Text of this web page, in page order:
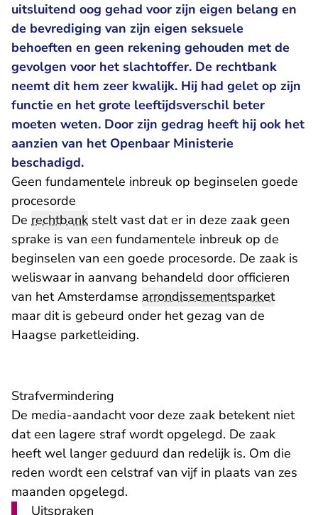
uitsluitend oog gehad voor zijn eigen belang en
de bevrediging van zijn eigen seksuele
behoeften en geen rekening gehouden met de
gevolgen voor het slachtoffer. De rechtbank
neemt dit hem zeer kwalijk. Hij had gelet op zijn
functie en het grote leeftijdsverschil beter
moeten weten. Door zijn gedrag heeft hij ook het
aanzien van het Openbaar Ministerie
beschadigd.
Geen fundamentele inbreuk op beginselen goede
procesorde
De rechtbank stelt vast dat er in deze zaak geen
sprake is van een fundamentele inbreuk op de
beginselen van een goede procesorde. De zaak is
weliswaar in aanvang behandeld door officieren
van het Amsterdamse arrondissementsparket
maar dit is gebeurd onder het gezag van de
Haagse parketleiding.
Strafvermindering
De media-aandacht voor deze zaak betekent niet
dat een lagere straf wordt opgelegd. De zaak
heeft wel langer geduurd dan redelijk is. Om die
reden wordt een celstraf van vijf in plaats van zes
maanden opgelegd.
Uitspraken